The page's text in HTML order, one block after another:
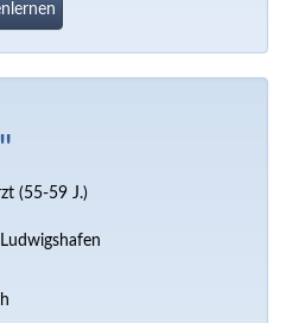
(55-59 J.)